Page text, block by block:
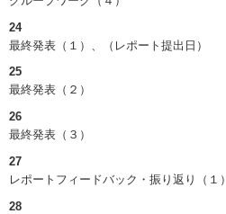
24
最終発表（１）、（レポート提出日）
25
最終発表（２）
26
最終発表（３）
27
レポートフィードバック・振り返り（１）
28